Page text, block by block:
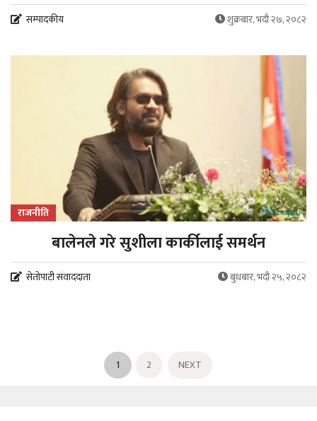
सम्पादकीय शुक्रबार, भदौ २७, २०८२
राजनीति
बालेनले गरे सुशीला कार्कीलाई समर्थन
सेतोपाटी संवाददाता बुधबार, भदौ २५, २०८२
1 2 NEXT